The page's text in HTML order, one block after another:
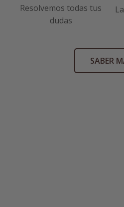
Resolvemos todas tus
dudas
SABER